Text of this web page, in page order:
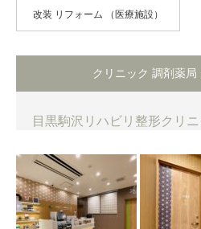
改装 リフォーム （医療施設）
クリニック 調剤薬局
目黒駒沢リハビリ整形クリニ